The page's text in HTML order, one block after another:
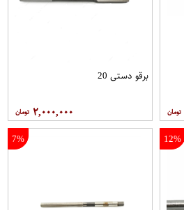
برقو دستی 20
۲,۰۰۰,۰۰۰
12%
7%